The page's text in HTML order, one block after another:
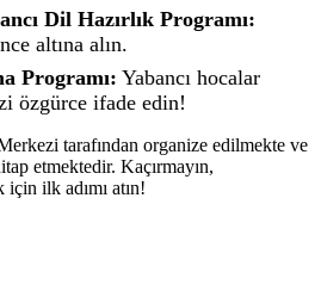
Dil Hazırlık Programı:
altına alın.
Programı: Yabancı hocalar
özgürce ifade edin!
tarafından organize edilmekte ve
etmektedir. Kaçırmayın,
ilk adımı atın!